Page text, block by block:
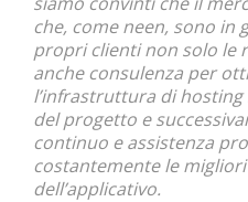
che, come neen, sono in
propri clienti non solo le
anche consulenza per
l’infrastruttura di hosting
del progetto e
continuo e assistenza
costantemente le
dell’applicativo.